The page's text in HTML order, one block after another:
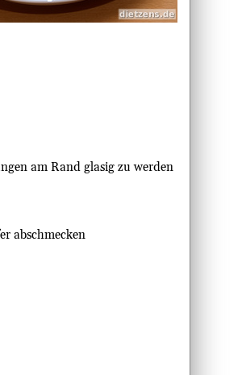
am Rand glasig zu werden
abschmecken